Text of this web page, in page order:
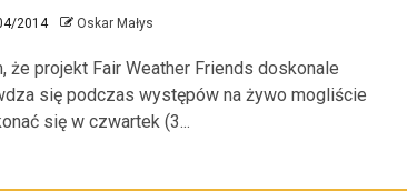
2014 Oskar Małys
że projekt Fair Weather Friends doskonale
się podczas występów na żywo mogliście
się w czwartek (3...